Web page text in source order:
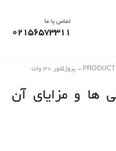
تماس با ما
02156573311
PRODUCT پروژکتور 30 وات
ویژگی ها و مزایای آن